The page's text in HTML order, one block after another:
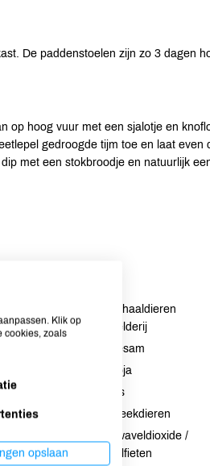
De paddenstoelen zijn zo 3 dagen
op hoog vuur met een sjalotje en
gedroogde tijm toe en laat even
met een stokbroodje en natuurlijk
Schaaldieren
Selderij
Sesam
Soja
Vis
Weekdieren
Zwaveldioxide /
sulfieten
Klik op
cookies, zoals
opslaan